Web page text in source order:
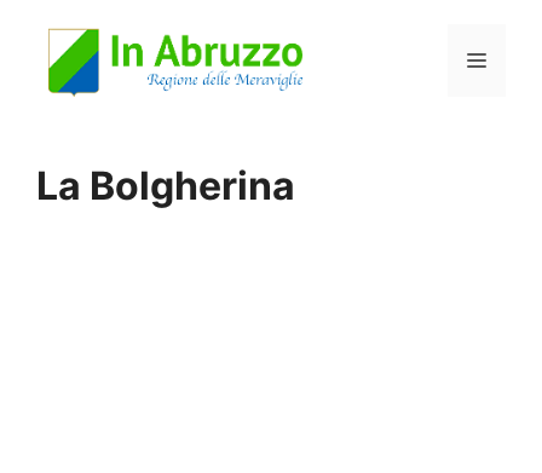
Menu
La Bolgherina